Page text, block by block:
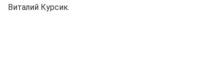
Виталий Курсик.